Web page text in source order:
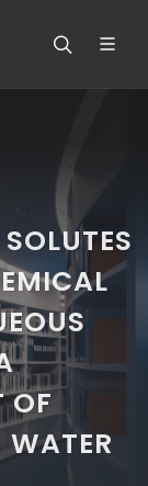
OF
WATER